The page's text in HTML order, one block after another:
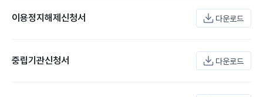
이용정지해제신청서 다운로드
중립기관신청서 다운로드